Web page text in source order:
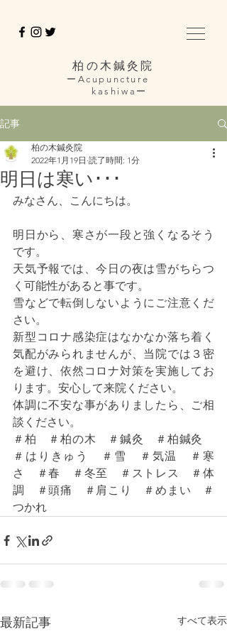
柏の木鍼灸院
ーAcupuncture
kashiwaー
記事
明日は寒い･･･
柏の木鍼灸院
2022年1月19日 読了時間: 1分
みなさん、こんにちは。
明日から、寒さが一段と強くなるそう
です。
天気予報では、今日の夜は雪がちらつ
く可能性があると事です。
雪などで転倒しないようにご注意くだ
さい。
新型コロナ感染症はなかなか落ち着く
気配がみられませんが、当院では３密
を避け、依然コロナ対策を実施してお
ります。安心して来院ください。
体調に不安な事がありましたら、ご相
談ください。
＃柏　＃柏の木　＃鍼灸　＃柏鍼灸
＃はりきゅう　＃雪　＃気温　＃寒
さ　＃春　＃冬至　＃ストレス　＃体
調　＃頭痛　＃肩こり　＃めまい　＃
つかれ
最新記事 すべて表示